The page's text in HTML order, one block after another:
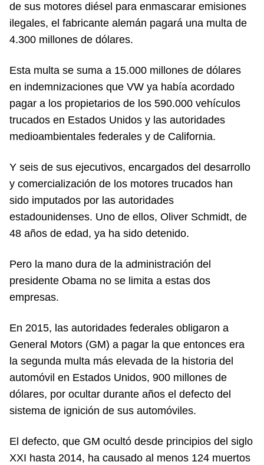
de sus motores diésel para enmascarar emisiones
ilegales, el fabricante alemán pagará una multa de
4.300 millones de dólares.
Esta multa se suma a 15.000 millones de dólares
en indemnizaciones que VW ya había acordado
pagar a los propietarios de los 590.000 vehículos
trucados en Estados Unidos y las autoridades
medioambientales federales y de California.
Y seis de sus ejecutivos, encargados del desarrollo
y comercialización de los motores trucados han
sido imputados por las autoridades
estadounidenses. Uno de ellos, Oliver Schmidt, de
48 años de edad, ya ha sido detenido.
Pero la mano dura de la administración del
presidente Obama no se limita a estas dos
empresas.
En 2015, las autoridades federales obligaron a
General Motors (GM) a pagar la que entonces era
la segunda multa más elevada de la historia del
automóvil en Estados Unidos, 900 millones de
dólares, por ocultar durante años el defecto del
sistema de ignición de sus automóviles.
El defecto, que GM ocultó desde principios del siglo
XXI hasta 2014, ha causado al menos 124 muertos